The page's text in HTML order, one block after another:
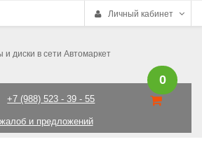
Личный кабинет
и диски в сети Автомаркет
+7 (988) 523 - 39 - 55
и предложений
0